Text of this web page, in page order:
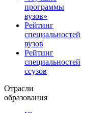
программы
вузов»
Рейтинг
специальностей
вузов
Рейтинг
специальностей
ссузов
Отрасли
образования